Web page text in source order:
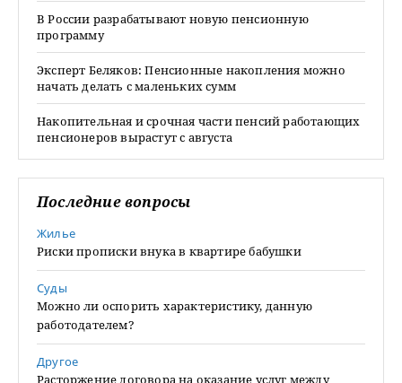
В России разрабатывают новую пенсионную
программу
Эксперт Беляков: Пенсионные накопления можно
начать делать с маленьких сумм
Накопительная и срочная части пенсий работающих
пенсионеров вырастут с августа
Последние вопросы
Жилье
Риски прописки внука в квартире бабушки
Суды
Можно ли оспорить характеристику, данную
работодателем?
Другое
Расторжение договора на оказание услуг между